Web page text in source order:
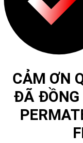
CẢM ƠN
ĐÃ ĐỒNG